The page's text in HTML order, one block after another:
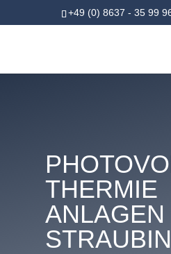
+49 (0) 8637 - 35 99
THERMIE
ANLAGEN